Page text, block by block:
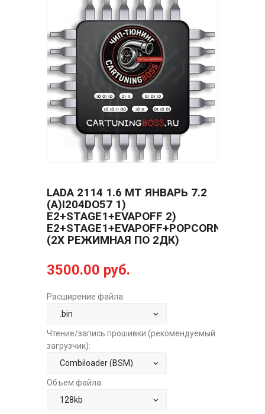
LADA 2114 1.6 MT ЯНВАРЬ 7.2
(A)I204DO57 1)
E2+STAGE1+EVAPOFF 2)
E2+STAGE1+EVAPOFF+POPCORN
(2Х РЕЖИМНАЯ ПО 2ДК)
3500.00 руб.
Расширение файла:
Чтение/запись прошивки (рекомендуемый
загрузчик):
Объем файла: